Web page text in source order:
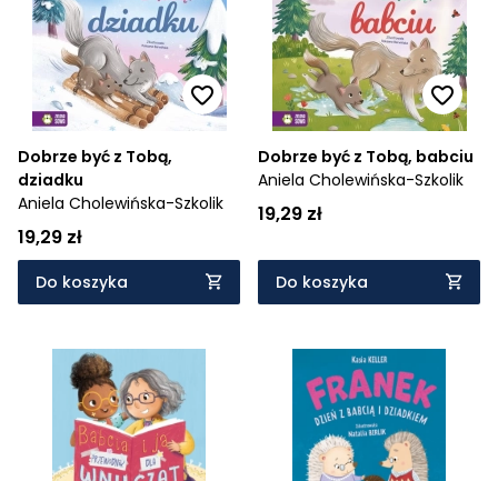
Dobrze być z Tobą,
dziadku
Aniela Cholewińska-Szkolik
19,29 zł
Do koszyka
Dobrze być z Tobą, babciu
Aniela Cholewińska-Szkolik
19,29 zł
Do koszyka